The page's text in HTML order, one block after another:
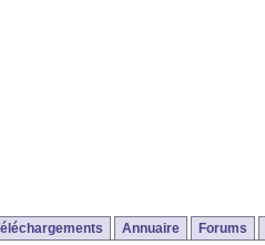
Annuaire Forums